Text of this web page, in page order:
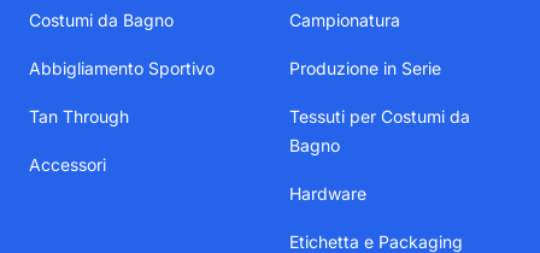
Costumi da Bagno
Abbigliamento Sportivo
Tan Through
Accessori
Campionatura
Produzione in Serie
Tessuti per Costumi da
Bagno
Hardware
Etichetta e Packaging